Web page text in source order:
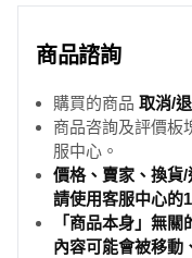
商品諮詢
購買的商品 取消/
商品咨詢及評價板
服中心。
價格、賣家、換貨
請使用客服中心的
「商品本身」無
內容可能會被移動